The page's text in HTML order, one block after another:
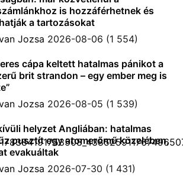
is hozzáférhetnek és
a tartozásokat
Jozsa 2026-08-06 (1 554)
cápa keltett hatalmas pánikot a
brit strandon – egy ember meg is
Jozsa 2026-08-05 (1 539)
helyzet Angliában: hatalmas
pusztít egy atomerőmű közelében,
evakuáltak
Jozsa 2026-07-30 (1 431)